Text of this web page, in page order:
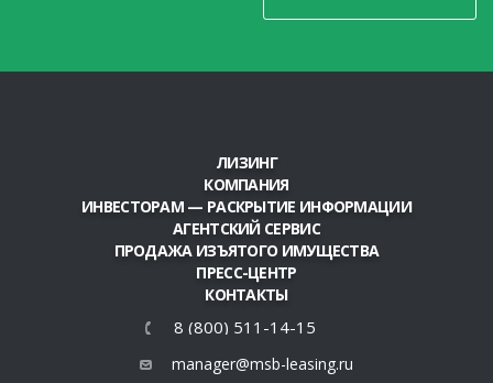
ЛИЗИНГ
КОМПАНИЯ
ИНВЕСТОРАМ — РАСКРЫТИЕ ИНФОРМАЦИИ
АГЕНТСКИЙ СЕРВИС
ПРОДАЖА ИЗЪЯТОГО ИМУЩЕСТВА
ПРЕСС-ЦЕНТР
КОНТАКТЫ
8 (800) 511-14-15
manager@msb-leasing.ru